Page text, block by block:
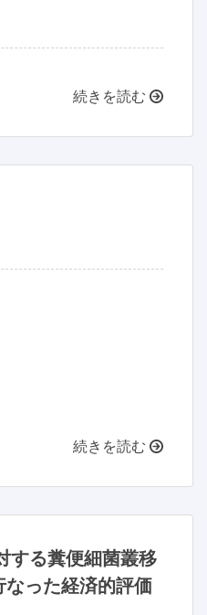
続きを読む
続きを読む
する糞便細菌叢移
った経済的評価